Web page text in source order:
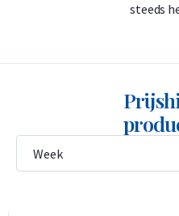
steeds